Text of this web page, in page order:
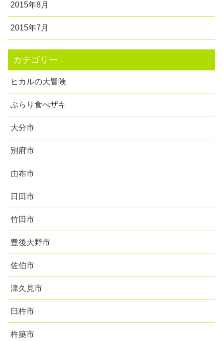
2015年8月
2015年7月
カテゴリー
ヒカルの大冒険
ぶらり食べザキ
大分市
別府市
由布市
日田市
竹田市
豊後大野市
佐伯市
津久見市
臼杵市
杵築市